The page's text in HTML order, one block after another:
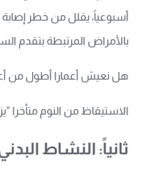
أسبوعياً، يقلل من خطر
بالأمراض المرتبطة بتقدم
هل نعيش أعمارا أطول من
الاستيقاظ من النوم متأخرا
ثانياً: النشاط